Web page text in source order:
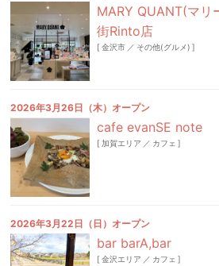
MARY QUANT(マリ
街Rinto店
[金沢市 ／ その他(グルメ) ]
2026年3月26日（木）オープン
cafe evanSE note
[ 加賀エリア ／ カフェ ]
2026年3月22日（日）オープン
bar barA,bar
[金沢エリア ／ カフェ ]